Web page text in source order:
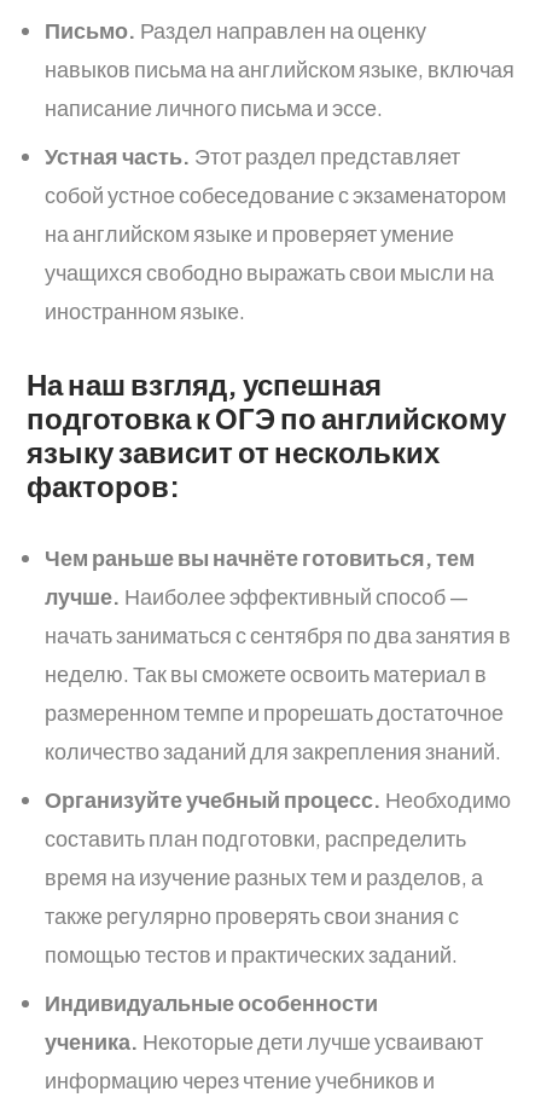
Письмо. Раздел направлен на оценку
навыков письма на английском языке, включая
написание личного письма и эссе.
Устная часть. Этот раздел представляет
собой устное собеседование с экзаменатором
на английском языке и проверяет умение
учащихся свободно выражать свои мысли на
иностранном языке.
На наш взгляд, успешная
подготовка к ОГЭ по английскому
языку зависит от нескольких
факторов:
Чем раньше вы начнёте готовиться, тем
лучше. Наиболее эффективный способ —
начать заниматься с сентября по два занятия в
неделю. Так вы сможете освоить материал в
размеренном темпе и прорешать достаточное
количество заданий для закрепления знаний.
Организуйте учебный процесс. Необходимо
составить план подготовки, распределить
время на изучение разных тем и разделов, а
также регулярно проверять свои знания с
помощью тестов и практических заданий.
Индивидуальные особенности
ученика. Некоторые дети лучше усваивают
информацию через чтение учебников и